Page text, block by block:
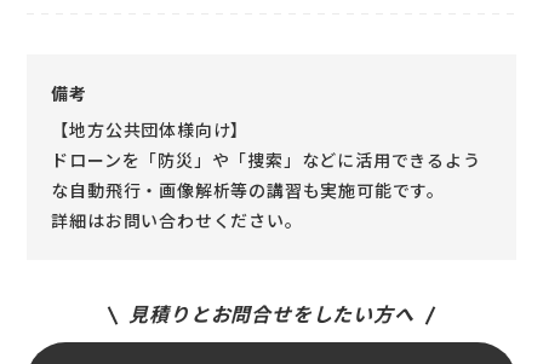
備考
【地方公共団体様向け】
ドローンを「防災」や「捜索」などに活用できるよう
な自動飛行・画像解析等の講習も実施可能です。
詳細はお問い合わせください。
見積りとお問合せをしたい方へ